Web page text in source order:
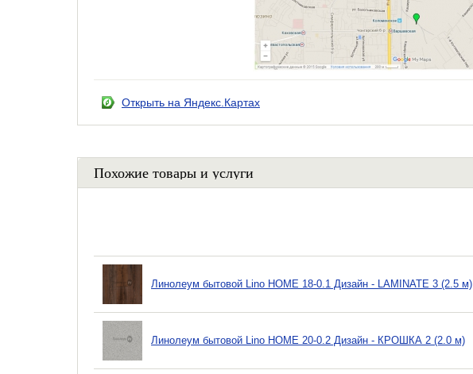
Открыть на Яндекс.Картах
Похожие товары и услуги
Линолеум бытовой Lino HOME 18-0.1 Дизайн - LAMINATE 3 (2.5 м)
Линолеум бытовой Lino HOME 20-0.2 Дизайн - КРОШКА 2 (2.0 м)